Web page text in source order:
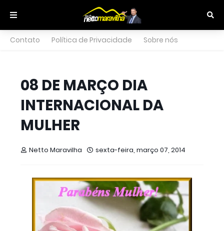
Contato Política de Privacidade Sobre nós
08 DE MARÇO DIA
INTERNACIONAL DA
MULHER
Netto Maravilha sexta-feira, março 07, 2014